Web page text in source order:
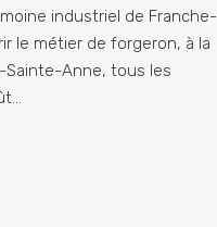
industriel de Franche-
le métier de forgeron, à la
Sainte-Anne, tous les